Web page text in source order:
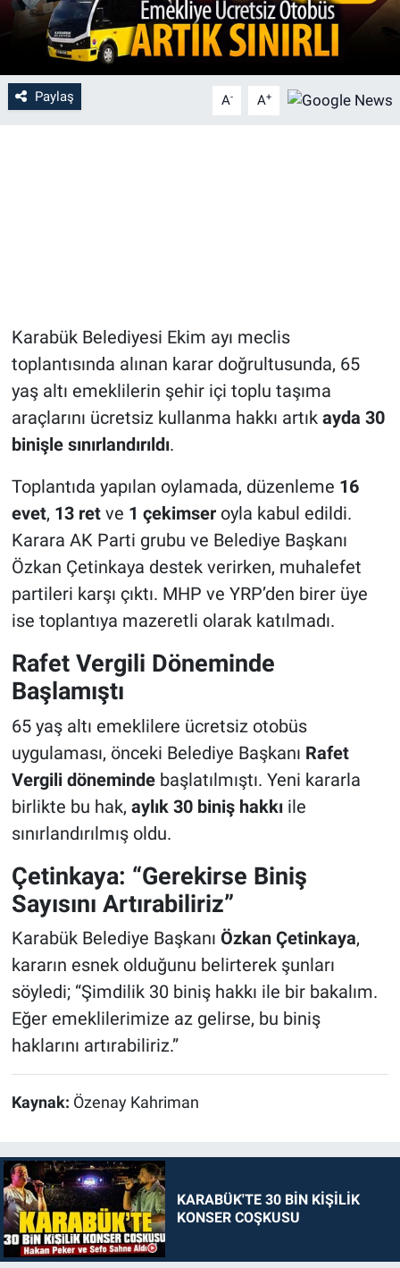
Paylaş A- A+
Karabük Belediyesi Ekim ayı meclis
toplantısında alınan karar doğrultusunda, 65
yaş altı emeklilerin şehir içi toplu taşıma
araçlarını ücretsiz kullanma hakkı artık ayda 30
binişle sınırlandırıldı.
Toplantıda yapılan oylamada, düzenleme 16
evet, 13 retve 1 çekimseroyla kabul edildi.
Karara AK Parti grubu ve Belediye Başkanı
Özkan Çetinkaya destek verirken, muhalefet
partileri karşı çıktı. MHP ve YRP’den birer üye
ise toplantıya mazeretli olarak katılmadı.
Rafet Vergili Döneminde
Başlamıştı
65 yaş altı emeklilere ücretsiz otobüs
uygulaması, önceki Belediye Başkanı Rafet
Vergili dönemindebaşlatılmıştı. Yeni kararla
birlikte bu hak, aylık 30 biniş hakkıile
sınırlandırılmış oldu.
Çetinkaya: “Gerekirse Biniş
Sayısını Artırabiliriz”
Karabük Belediye Başkanı Özkan Çetinkaya,
kararın esnek olduğunu belirterek şunları
söyledi; “Şimdilik 30 biniş hakkı ile bir bakalım.
Eğer emeklilerimize az gelirse, bu biniş
haklarını artırabiliriz.”
Kaynak: Özenay Kahriman
KARABÜK'TE 30 BİN KİŞİLİK
KONSER COŞKUSU